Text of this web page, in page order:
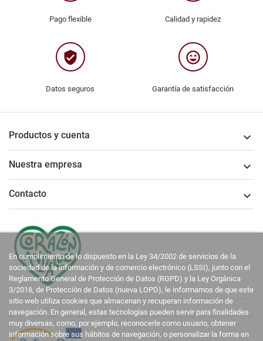
Pago flexible Calidad y rapidez
verified_user
Datos seguros
sentiment_very_satisfied
Garantía de satisfacción
Productos y cuenta 
Nuestra empresa 
Contacto 
En cumplimiento de lo dispuesto en la Ley 34/2002 de servicios de la
sociedad de la información y de comercio electrónico (LSSI), junto con el
Reglamento General de Protección de Datos (RGPD) y la Ley Orgánica
3/2018, de Protección de Datos (nueva LOPD), le informamos de que este
sitio web utiliza cookies que almacenan y recuperan información de
navegación. En general, estas tecnologías pueden servir para finalidades
muy diversas, como, por ejemplo, reconocerle como usuario, obtener
información sobre sus hábitos de navegación, o personalizar la forma en